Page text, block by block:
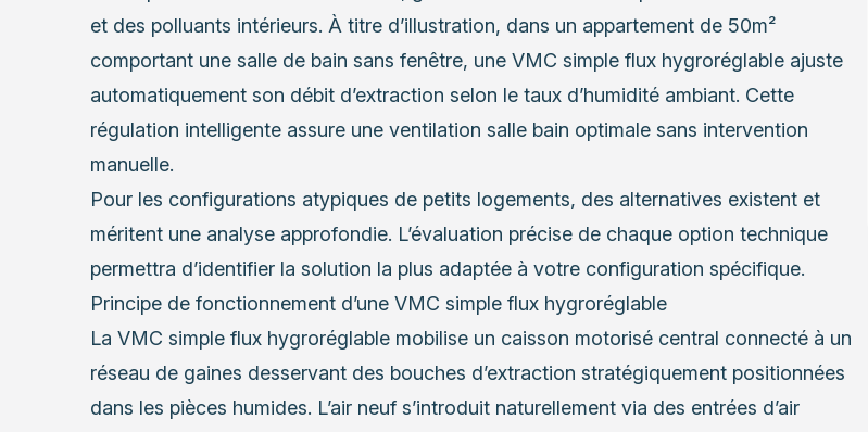
et des polluants intérieurs. À titre d’illustration, dans un appartement de 50m²
comportant une salle de bain sans fenêtre, une VMC simple flux hygroréglable ajuste
automatiquement son débit d’extraction selon le taux d’humidité ambiant. Cette
régulation intelligente assure une ventilation salle bain optimale sans intervention
manuelle.
Pour les configurations atypiques de petits logements, des alternatives existent et
méritent une analyse approfondie. L’évaluation précise de chaque option technique
permettra d’identifier la solution la plus adaptée à votre configuration spécifique.
Principe de fonctionnement d’une VMC simple flux hygroréglable
La VMC simple flux hygroréglable mobilise un caisson motorisé central connecté à un
réseau de gaines desservant des bouches d’extraction stratégiquement positionnées
dans les pièces humides. L’air neuf s’introduit naturellement via des entrées d’air